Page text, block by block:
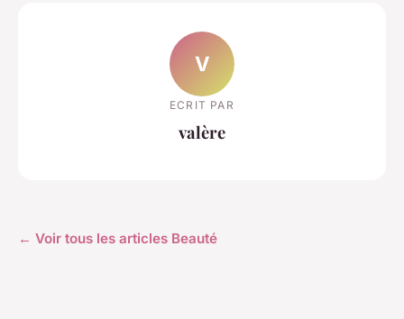
V
ECRIT PAR
valère
← Voir tous les articles Beauté